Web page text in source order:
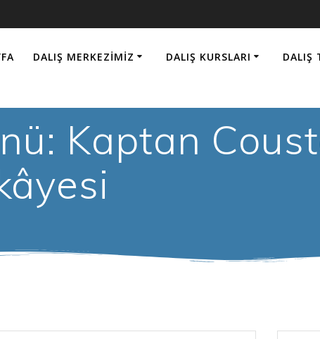
DALIŞ MERKEZIMIZ DALIŞ KURSLARI DALIŞ
Kaptan